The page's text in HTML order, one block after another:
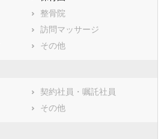
津島市
刈谷市
安城市
小牧市
新城市
整骨院
訪問マッサージ
その他
契約社員・嘱託社員
その他